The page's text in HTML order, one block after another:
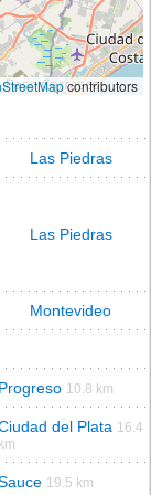
contributors
Las Piedras
Las Piedras
Montevideo
Progreso 10.8 km
del Plata 16.4
km
19.5 km